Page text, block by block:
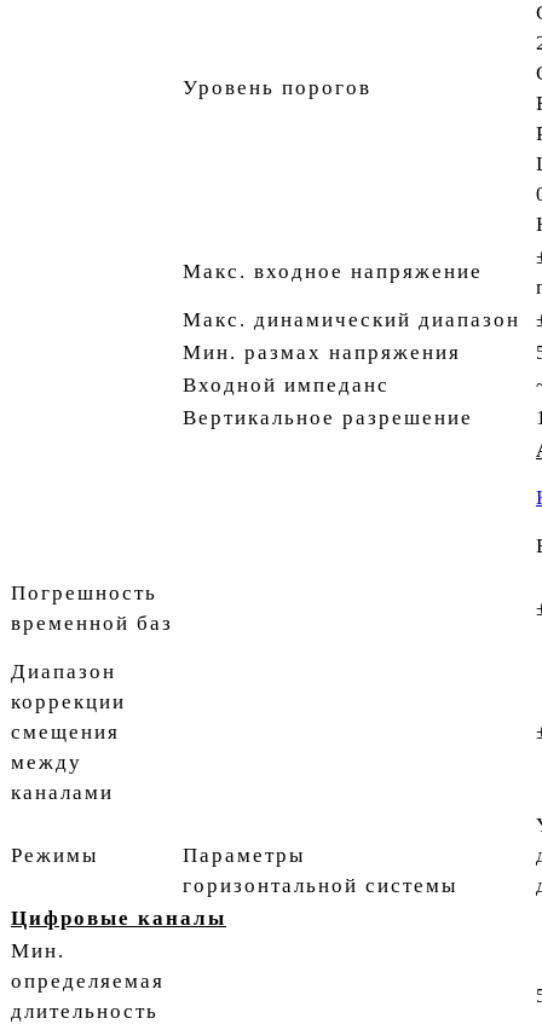
Уровень порогов
Макс. входное напряжение
Макс. динамический диапазон
Мин. размах напряжения
Входной импеданс
Вертикальное разрешение
Параметры
горизонтальной системы
Погрешность
временной баз
Диапазон
коррекции
смещения
между
каналами
Режимы
Цифровые каналы
Мин.
определяемая
длительность